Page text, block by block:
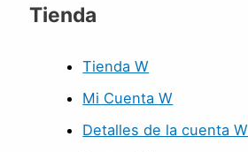
Tienda
Tienda W
Mi Cuenta W
Detalles de la cuenta W